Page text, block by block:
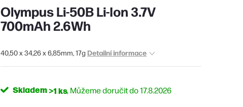
Olympus Li-50B Li-Ion 3.7V
700mAh 2.6Wh
40,50 x 34,26 x 6,85mm, 17g Detailní informace
Skladem>1 ks 17.8.2026